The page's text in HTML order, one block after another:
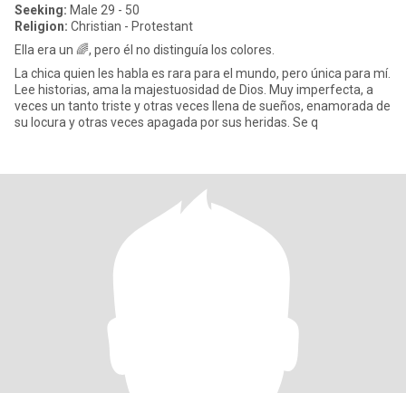
Seeking: Male 29 - 50
Religion: Christian - Protestant
Ella era un 🌈, pero él no distinguía los colores.
La chica quien les habla es rara para el mundo, pero única para mí.
Lee historias, ama la majestuosidad de Dios. Muy imperfecta, a
veces un tanto triste y otras veces llena de sueños, enamorada de
su locura y otras veces apagada por sus heridas. Se q